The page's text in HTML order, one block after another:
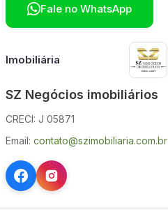
Fale no WhatsApp
Imobiliária
SZ Negócios imobiliários
CRECI: J 05871
Email: contato@szimobiliaria.com.br